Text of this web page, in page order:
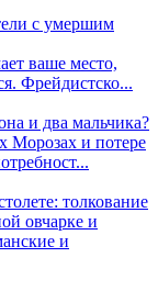
с умершим
ваше место,
Фрейдистско...
и два мальчика?
Морозах и потере
толкование
овчарке и
и